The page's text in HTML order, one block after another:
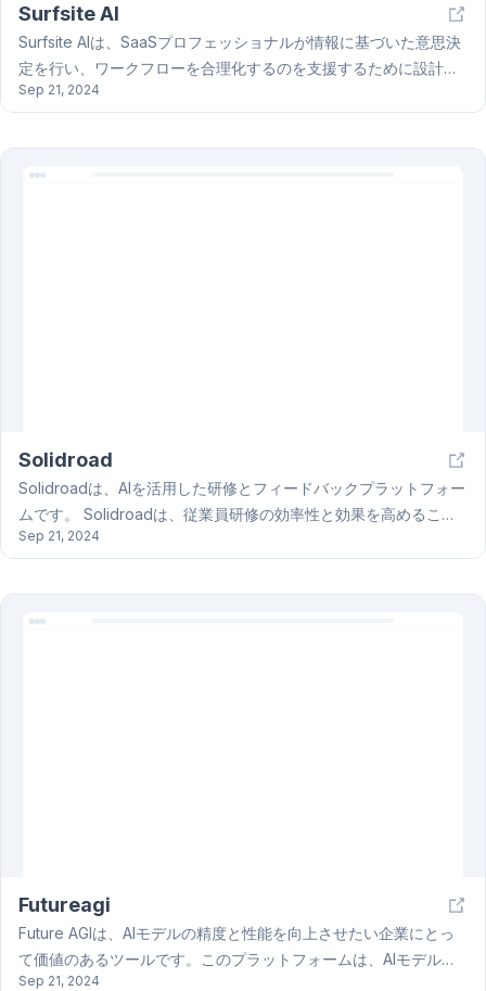
Surfsite AI
Surfsite AIは、SaaSプロフェッショナルが情報に基づいた意思決
定を行い、ワークフローを合理化するのを支援するために設計さ
れたAI駆動プラットフォームです。Surfsite AIは、ファイルに接続
できるAIアシスタントを提供します。Surfsite AIは、企業データに
基づいており、高度なLLMによって強化されたNextGenAIアシス
Sep 21, 2024
Solidroad
Solidroadは、AIを活用した研修とフィードバックプラットフォー
ムです。 Solidroadは、従業員研修の効率性と効果を高めること
を目指しており、AIコーチを使った研修のスケーラビリティ、企
タマイズ可能な学習の提供など、独自の機能を提供しています。
これにより、Solidroadは従業員エンゲージメントの向上、トレー
Sep 21, 2024
Futureagi
Future AGIは、AIモデルの精度と性能を向上させたい企業にとっ
て価値のあるツールです。このプラットフォームは、AIモデルの
出力精度を99％まで高めることを目指し、従来の方法よりも10倍
Sep 21, 2024